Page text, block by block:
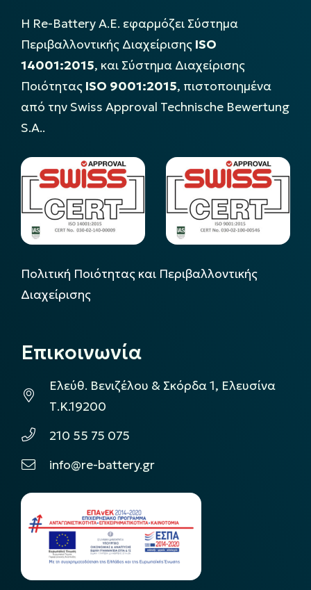
Η Re-Battery Α.Ε. εφαρμόζει Σύστημα
Περιβαλλοντικής Διαχείρισης ISO
14001:2015, και Σύστημα Διαχείρισης
Ποιότητας ISO 9001:2015, πιστοποιημένα
από την Swiss Approval Technische Bewertung
S.A..
Πολιτική Ποιότητας και Περιβαλλοντικής
Διαχείρισης
Επικοινωνία
Ελεύθ. Βενιζέλου & Σκόρδα 1, Ελευσίνα
Τ.Κ.19200
210 55 75 075
info@re-battery.gr